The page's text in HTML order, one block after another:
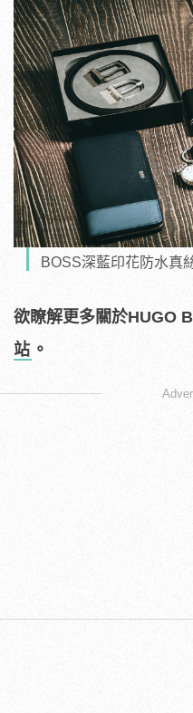
BOSS深藍印花防水真
欲瞭解更多關於HUGO
站 。